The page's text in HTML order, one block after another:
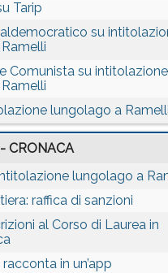
Tarip
su
Comunista su intitolazione
lungolago a Ramelli
CRONACA
lungolago a
raffica di sanzioni
al Corso di Laurea in
in un’app